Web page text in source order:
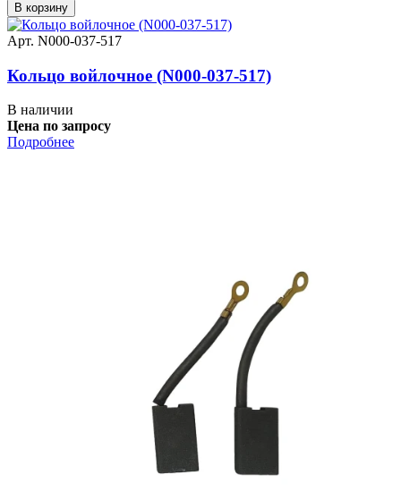
В корзину
Арт. N000-037-517
Кольцо войлочное (N000-037-517)
В наличии
Цена по запросу
Подробнее